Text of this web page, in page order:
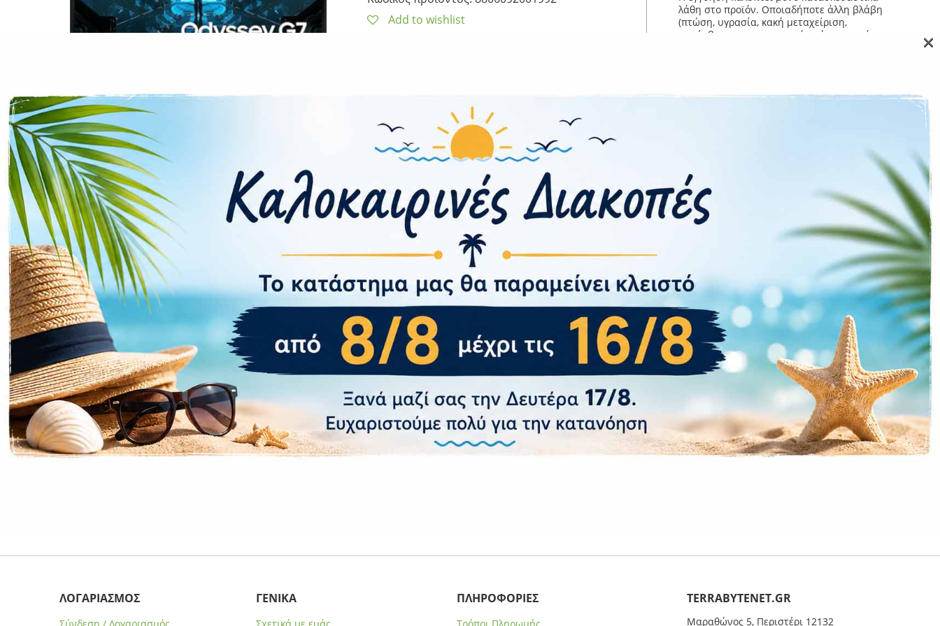
CASE FANS
LIQUID COOLERS
ACCESSORIES
GAMING
ΟΙΚΙΑΚΕΣ ΣΥΣΚΕΥΕΣ
ΠΡΟΣΩΠΙΚΗ ΦΡΟΝΤΙΔΑ
Add to wishlist
λάθη στο προϊόν. Οποιαδήποτε άλλη βλάβη
(πτώση, υγρασία, κακή μεταχείριση,
παρέμβαση στα εσωτερικά τμήματα από μη
Επιστροφές εντός 14 ημερών μόνο εάν το
Επιπλέον πληροφορίες
Βάρος
15 kg
Brand
Samsung
ΑΚΟΛΟΥΘΗΣΤΕ ΜΑΣ
Γραφτείτε στην Ομάδα μας
ΛΟΓΑΡΙΑΣΜΟΣ ΓΕΝΙΚΑ ΠΛΗΡΟΦΟΡΙΕΣ ΤERRABYTENET.GR
Μαραθώνος 5, Περιστέρι 12132
×